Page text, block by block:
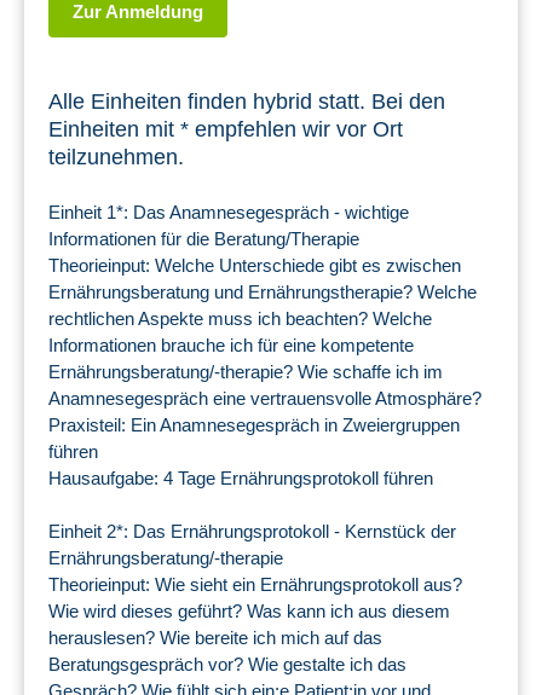
Zur Anmeldung
Alle Einheiten finden hybrid statt. Bei den
Einheiten mit * empfehlen wir vor Ort
teilzunehmen.
Einheit 1*: Das Anamnesegespräch - wichtige
Informationen für die Beratung/Therapie
Theorieinput: Welche Unterschiede gibt es zwischen
Ernährungsberatung und Ernährungstherapie? Welche
rechtlichen Aspekte muss ich beachten? Welche
Informationen brauche ich für eine kompetente
Ernährungsberatung/-therapie? Wie schaffe ich im
Anamnesegespräch eine vertrauensvolle Atmosphäre?
Praxisteil: Ein Anamnesegespräch in Zweiergruppen
führen
Hausaufgabe: 4 Tage Ernährungsprotokoll führen
Einheit 2*: Das Ernährungsprotokoll - Kernstück der
Ernährungsberatung/-therapie
Theorieinput: Wie sieht ein Ernährungsprotokoll aus?
Wie wird dieses geführt? Was kann ich aus diesem
herauslesen? Wie bereite ich mich auf das
Beratungsgespräch vor? Wie gestalte ich das
Gespräch? Wie fühlt sich ein:e Patient:in vor und